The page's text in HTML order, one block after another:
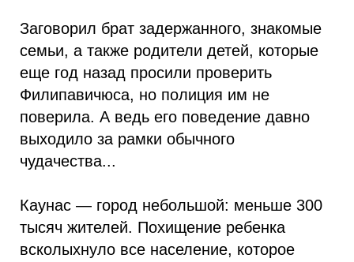
Заговорил брат задержанного, знакомые
семьи, а также родители детей, которые
еще год назад просили проверить
Филипавичюса, но полиция им не
поверила. А ведь его поведение давно
выходило за рамки обычного
чудачества...
Каунас — город небольшой: меньше 300
тысяч жителей. Похищение ребенка
всколыхнуло все население, которое